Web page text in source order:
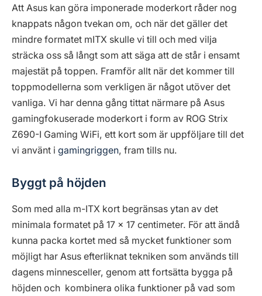
Att Asus kan göra imponerade moderkort råder nog
knappats någon tvekan om, och när det gäller det
mindre formatet mITX skulle vi till och med vilja
sträcka oss så långt som att säga att de står i ensamt
majestät på toppen. Framför allt när det kommer till
toppmodellerna som verkligen är något utöver det
vanliga. Vi har denna gång tittat närmare på Asus
gamingfokuserade moderkort i form av ROG Strix
Z690-I Gaming WiFi, ett kort som är uppföljare till det
vi använt i gamingriggen, fram tills nu.
Byggt på höjden
Som med alla m-ITX kort begränsas ytan av det
minimala formatet på 17 x 17 centimeter. För att ändå
kunna packa kortet med så mycket funktioner som
möjligt har Asus efterliknat tekniken som används till
dagens minnesceller, genom att fortsätta bygga på
höjden och kombinera olika funktioner på vad som